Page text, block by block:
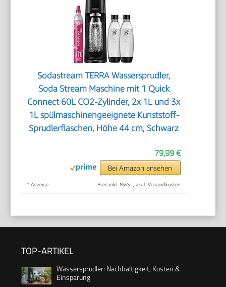
Sodastream TERRA Wassersprudler,
Soda Stream Maschine mit 1 Quick
Connect 60L CO2-Zylinder, 2x 1L und 3x
1L spülmaschinengeeignete Kunststoff-
Sprudlerflaschen, Höhe 44 cm, Schwarz
79,99 €
Bei Amazon ansehen
* Anzeige Preis inkl. MwSt., zzgl. Versandkosten
TOP-ARTIKEL
Wassersprudler: Nachhaltigkeit, Kosten &
Einsparung